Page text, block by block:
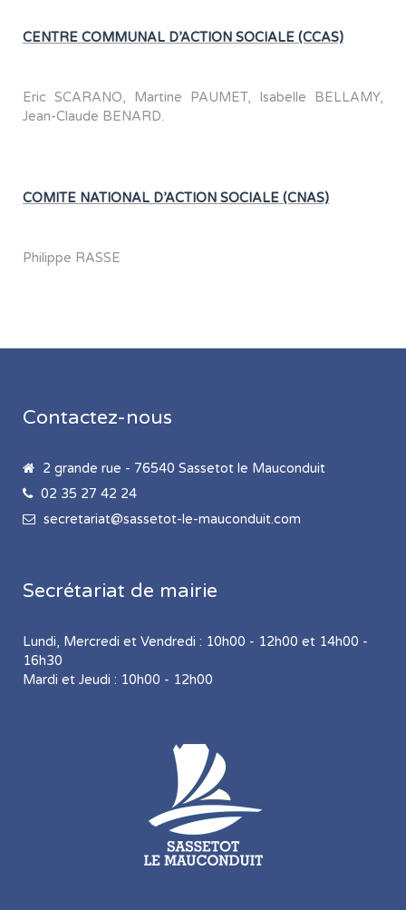
CENTRE COMMUNAL D’ACTION SOCIALE (CCAS)
Eric SCARANO, Martine PAUMET, Isabelle BELLAMY,
Jean-Claude BENARD.
COMITE NATIONAL D’ACTION SOCIALE (CNAS)
Philippe RASSE
Contactez-nous
2 grande rue - 76540 Sassetot le Mauconduit
02 35 27 42 24
secretariat@sassetot-le-mauconduit.com
Secrétariat de mairie
Lundi, Mercredi et Vendredi : 10h00 - 12h00 et 14h00 -
16h30
Mardi et Jeudi : 10h00 - 12h00